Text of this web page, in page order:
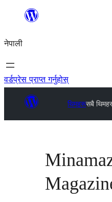
सामग्रीमा
नेपाली
वर्डप्रेस प्राप्त गर्नुहोस्
थिमहरूसबै